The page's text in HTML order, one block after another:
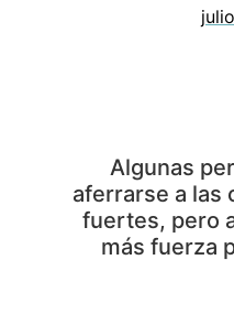
Algunas
aferrarse a las
fuertes, pero
más fuerza